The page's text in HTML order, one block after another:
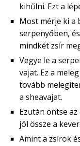
kihűlni. Ezt a
Most mérje ki a
serpenyőben,
mindkét zsír
Vegye le a
vajat. Ez a
tovább
a sheavajat.
Ezután öntse
jól össze a
Amint a zsírok